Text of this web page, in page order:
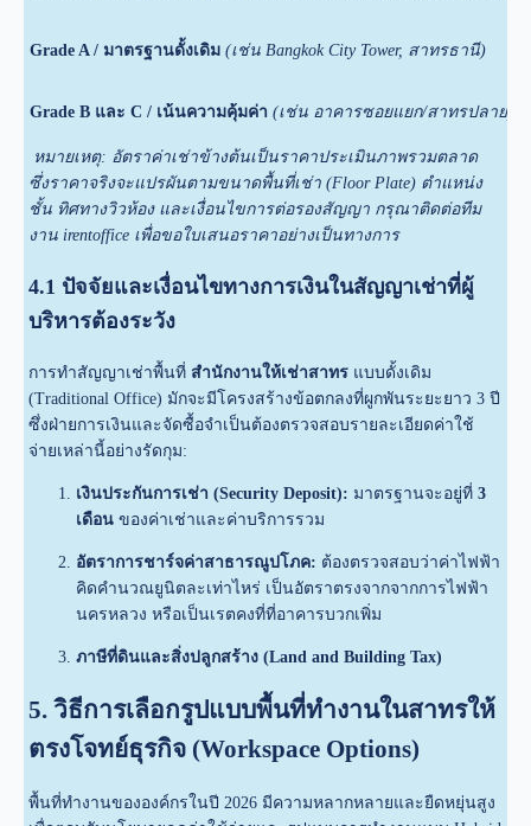
Grade A / มาตรฐานดั้งเดิม (เช่น Bangkok City Tower, สาทรธานี)
Grade B และ C / เน้นความคุ้มค่า (เช่น อาคารซอยแยก/สาทรปลาย)
หมายเหตุ: อัตราค่าเช่าข้างต้นเป็นราคาประเมินภาพรวมตลาด
ซึ่งราคาจริงจะแปรผันตามขนาดพื้นที่เช่า (Floor Plate) ตำแหน่ง
ชั้น ทิศทางวิวห้อง และเงื่อนไขการต่อรองสัญญา กรุณาติดต่อทีม
งาน irentoffice เพื่อขอใบเสนอราคาอย่างเป็นทางการ
4.1 ปัจจัยและเงื่อนไขทางการเงินในสัญญาเช่าที่ผู้
บริหารต้องระวัง
การทำสัญญาเช่าพื้นที่ สำนักงานให้เช่าสาทร แบบดั้งเดิม
(Traditional Office) มักจะมีโครงสร้างข้อตกลงที่ผูกพันระยะยาว 3 ปี
ซึ่งฝ่ายการเงินและจัดซื้อจำเป็นต้องตรวจสอบรายละเอียดค่าใช้
จ่ายเหล่านี้อย่างรัดกุม:
เงินประกันการเช่า (Security Deposit): มาตรฐานจะอยู่ที่3
เดือน ของค่าเช่าและค่าบริการรวม
อัตราการชาร์จค่าสาธารณูปโภค: ต้องตรวจสอบว่าค่าไฟฟ้า
คิดคำนวณยูนิตละเท่าไหร่ เป็นอัตราตรงจากจากการไฟฟ้า
นครหลวง หรือเป็นเรตคงที่ที่อาคารบวกเพิ่ม
ภาษีที่ดินและสิ่งปลูกสร้าง (Land and Building Tax)
5. วิธีการเลือกรูปแบบพื้นที่ทำงานในสาทรให้
ตรงโจทย์ธุรกิจ (Workspace Options)
พื้นที่ทำงานขององค์กรในปี 2026 มีความหลากหลายและยืดหยุ่นสูง